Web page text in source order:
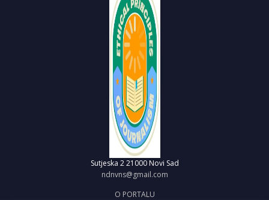
Sutjeska 2 21000 Novi Sad
ndnvns@gmail.com
O PORTALU